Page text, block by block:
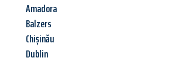
Amadora
Balzers
Chișinău
Dublin